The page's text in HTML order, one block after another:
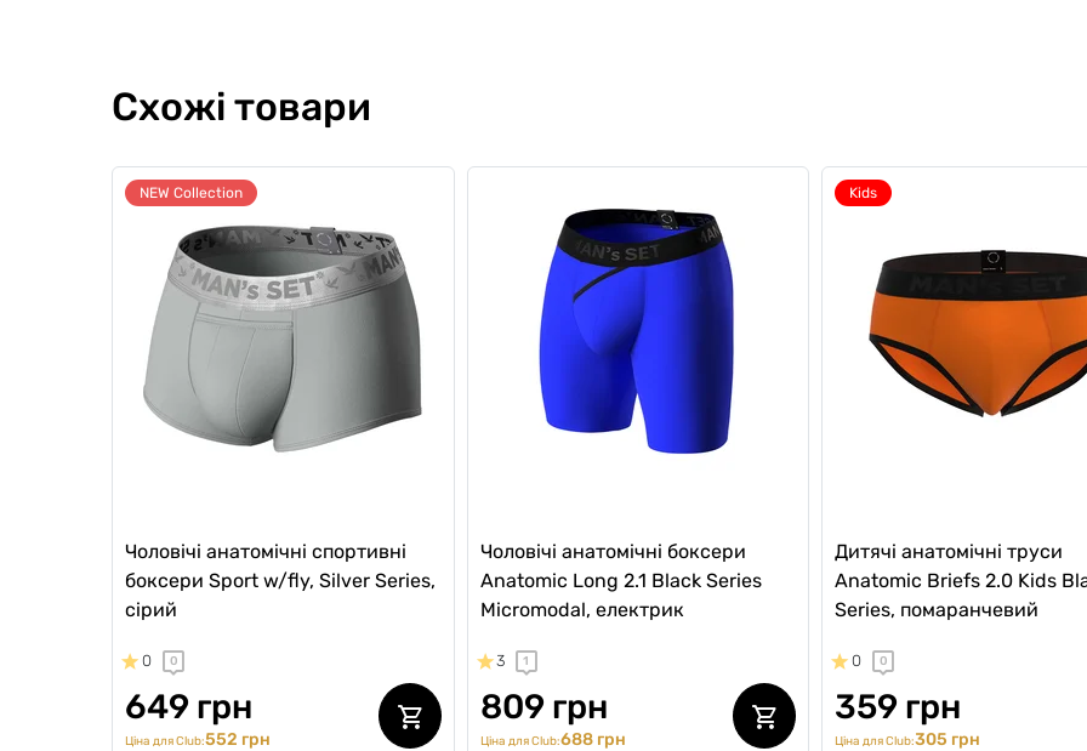
Схожі товари
NEW Collection
Чоловічі анатомічні спортивні
боксери Sport w/fly, Silver Series,
сірий
0 0
649 грн
Ціна для Club:552 грн
Чоловічі анатомічні боксери
Anatomic Long 2.1 Black Series
Micromodal, електрик
3 1
809 грн
Ціна для Club:688 грн
Kids
Дитячі анатомічні труси
Anatomic Briefs 2.0 Kids
Series, помаранчевий
0 0
359 грн
Ціна для Club:305 грн